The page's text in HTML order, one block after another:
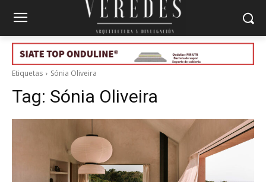
Etiquetas Sónia Oliveira
Tag: Sónia Oliveira